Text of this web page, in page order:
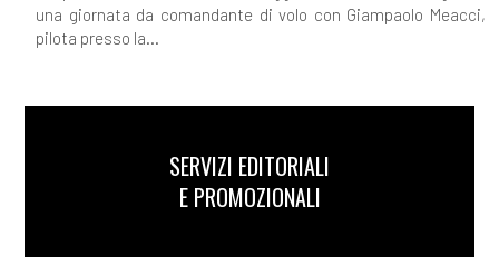
una giornata da comandante di volo con Giampaolo Meacci,
pilota presso la...
SERVIZI EDITORIALI
E PROMOZIONALI